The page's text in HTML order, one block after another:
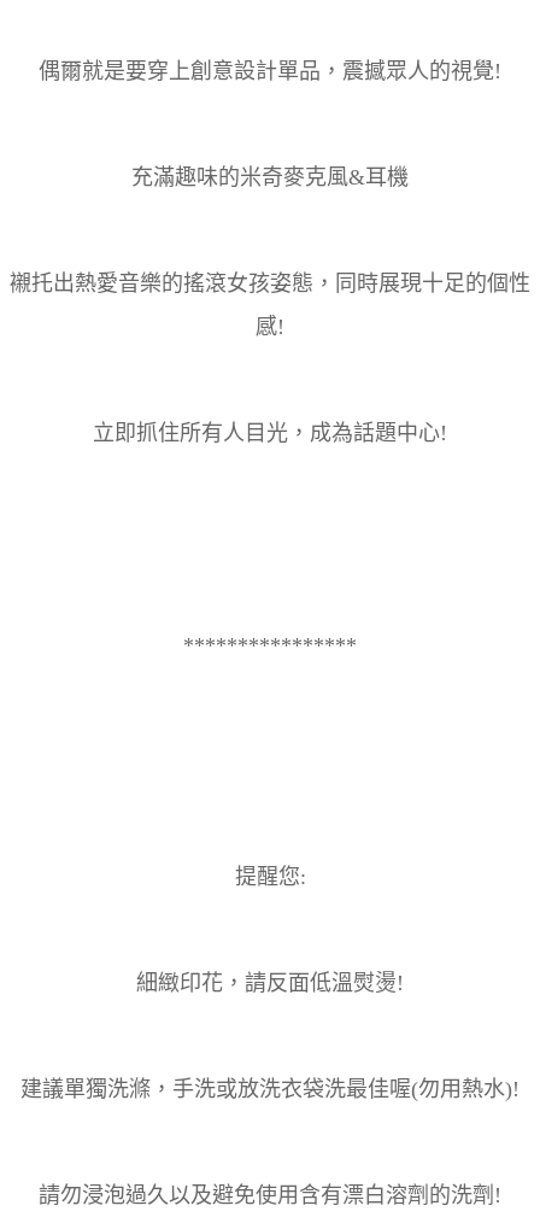
偶爾就是要穿上創意設計單品，震撼眾人的視覺!
充滿趣味的米奇麥克風&耳機
襯托出熱愛音樂的搖滾女孩姿態，同時展現十足的個性
感!
立即抓住所有人目光，成為話題中心!
****************
提醒您:
細緻印花，請反面低溫熨燙!
建議單獨洗滌，手洗或放洗衣袋洗最佳喔(勿用熱水)!
請勿浸泡過久以及避免使用含有漂白溶劑的洗劑!